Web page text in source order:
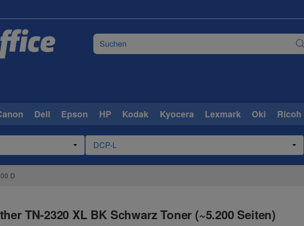
Dell Epson HP Kodak Kyocera Lexmark Oki Ricoh
D
TN-2320 XL BK Schwarz Toner (~5.200 Seiten)